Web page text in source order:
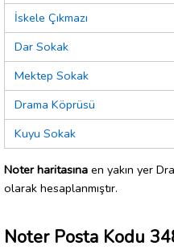
İskele Çıkmazı
Dar Sokak
Mektep Sokak
Drama Köprüsü
Kuyu Sokak
Noter haritasına en yakın yer
olarak hesaplanmıştır.
Noter Posta Kodu